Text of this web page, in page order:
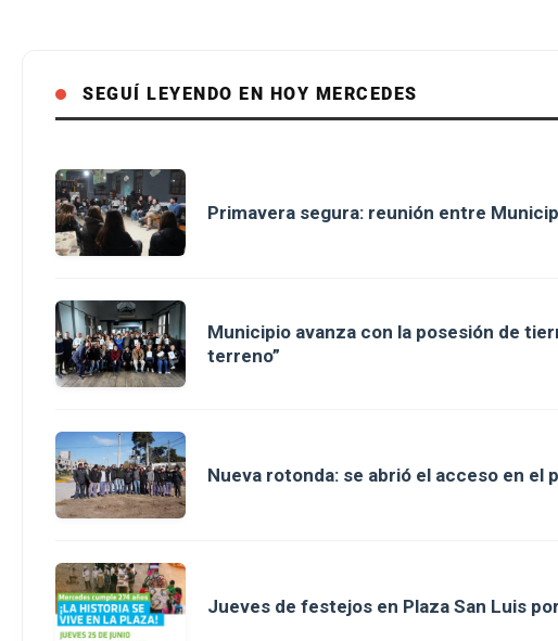
SEGUÍ LEYENDO EN HOY MERCEDES
Primavera segura: reunión entre
Municipio avanza con la posesión de
terreno”
Nueva rotonda: se abrió el acceso en el
Jueves de festejos en Plaza San Luis